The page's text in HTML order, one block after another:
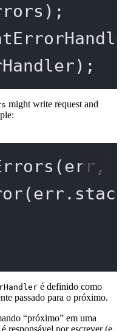
might write request and
(err,
é definido como
passado para o próximo.
“próximo” em uma
responsável por escrever (e